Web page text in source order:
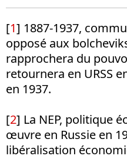
[1] 1887-1937,
opposé aux
rapprochera du
retournera en URSS
en 1937.
[2] La NEP, politique
œuvre en Russie en
libéralisation